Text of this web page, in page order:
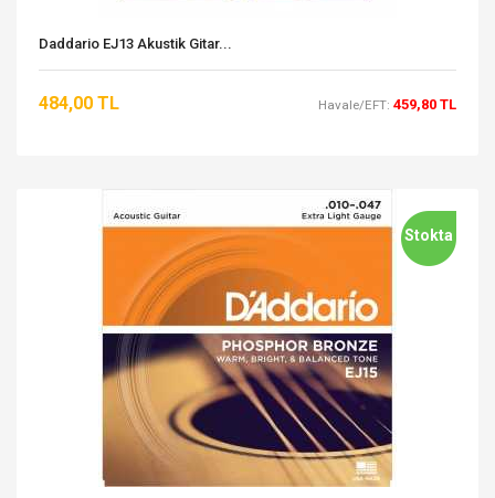
Daddario EJ13 Akustik Gitar...
484,00 TL Havale/EFT: 459,80 TL
Stokta